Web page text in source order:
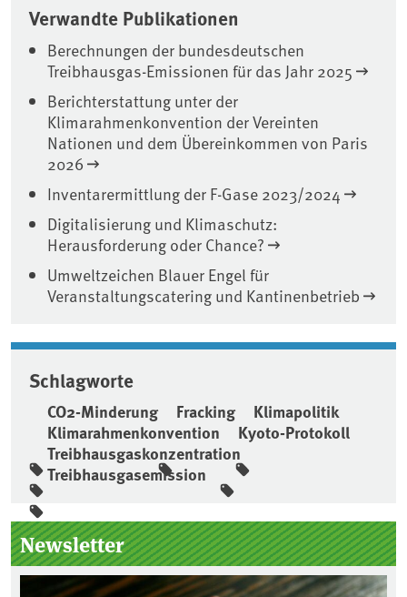
Verwandte Publikationen
Berechnungen der bundesdeutschen
Treibhausgas-Emissionen für das Jahr 2025
Berichterstattung unter der
Klimarahmenkonvention der Vereinten
Nationen und dem Übereinkommen von Paris
2026
Inventarermittlung der F-Gase 2023/2024
Digitalisierung und Klimaschutz:
Herausforderung oder Chance?
Umweltzeichen Blauer Engel für
Veranstaltungscatering und Kantinenbetrieb
Schlagworte
CO2-Minderung Fracking
Klimapolitik
Klimarahmenkonvention
Kyoto-Protokoll
Treibhausgaskonzentration
Treibhausgasemission
Seitenleiste
Newsletter